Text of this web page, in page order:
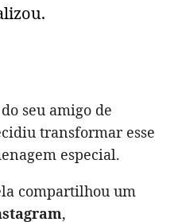
do seu amigo de
transformar esse
especial.
compartilhou um
,